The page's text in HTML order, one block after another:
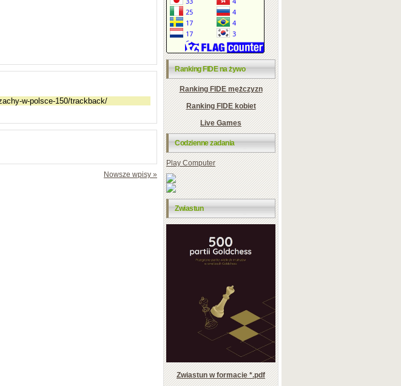
Nowsze wpisy »
Ranking FIDE na żywo
Ranking FIDE mężczyzn
Ranking FIDE kobiet
Live Games
Codzienne zadania
Play Computer
Zwiastun
Zwiastun w formacie *.pdf